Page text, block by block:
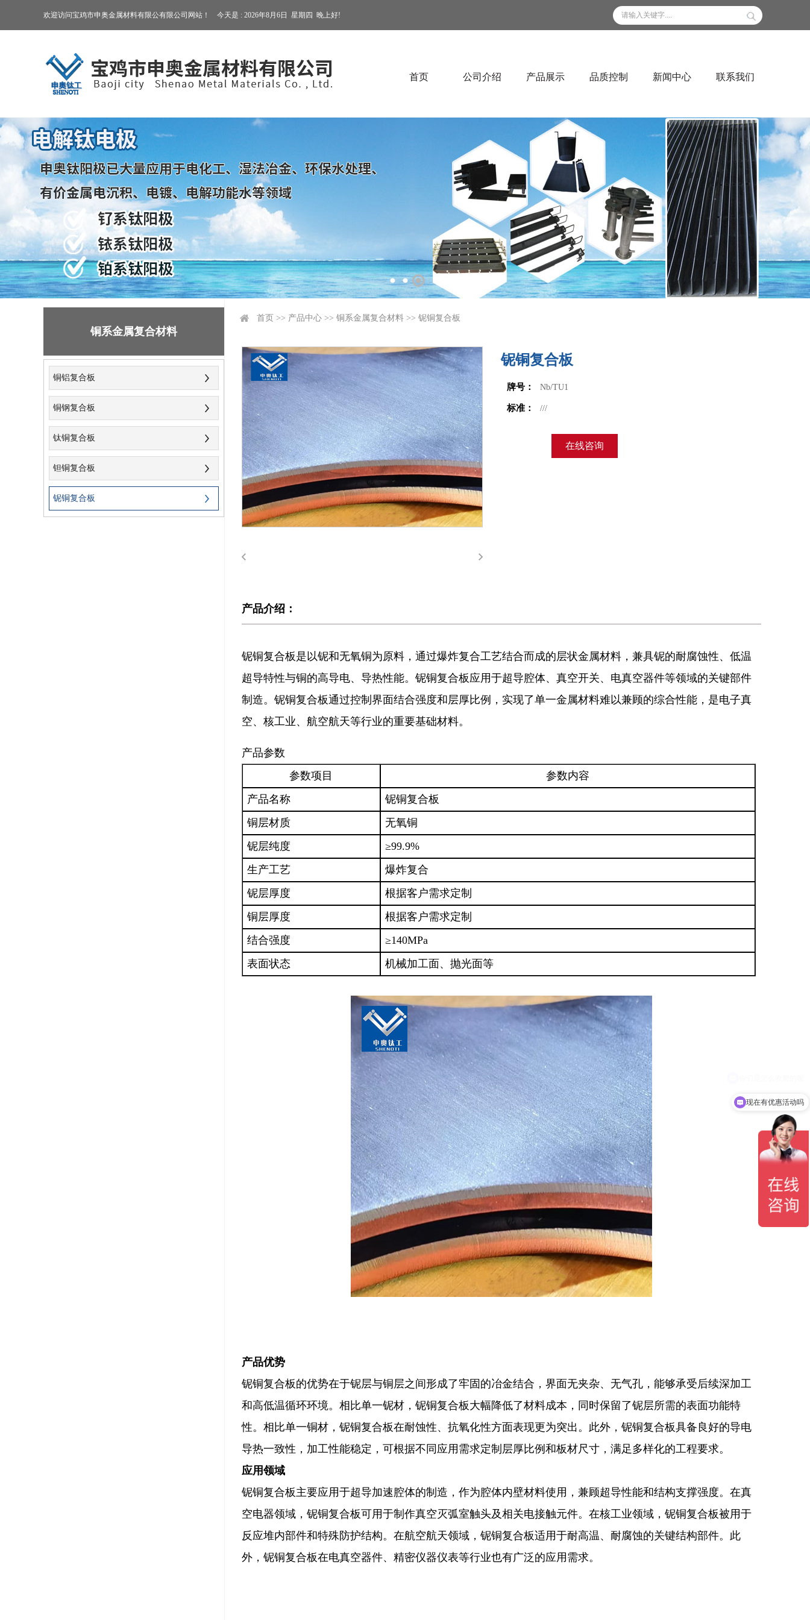
欢迎访问宝鸡市申奥金属材料有限公有限公司网站！ 今天是 : 2026年8月6日 星期四 晚上好!
首页 公司介绍 产品展示 品质控制 新闻中心 联系我们
铜系金属复合材料
铜铝复合板
铜钢复合板
钛铜复合板
钽铜复合板
铌铜复合板
首页 >> 产品中心 >> 铜系金属复合材料 >> 铌铜复合板
铌铜复合板
牌号： Nb/TU1
标准： ///
在线咨询
产品介绍：
铌铜复合板是以铌和无氧铜为原料，通过爆炸复合工艺结合而成的层状金属材料，兼具铌的耐腐蚀性、低温
超导特性与铜的高导电、导热性能。铌铜复合板应用于超导腔体、真空开关、电真空器件等领域的关键部件
制造。铌铜复合板通过控制界面结合强度和层厚比例，实现了单一金属材料难以兼顾的综合性能，是电子真
空、核工业、航空航天等行业的重要基础材料。
产品参数
参数项目
参数内容
产品名称
铌铜复合板
铜层材质
无氧铜
铌层纯度
≥99.9%
生产工艺
爆炸复合
铌层厚度
根据客户需求定制
铜 层厚度
根据客户需求定制
结合强度
≥140MPa
表面状态
机械加工面、抛光面等
产品优势
铌铜复合板的优势在于铌层与铜层之间形成了牢固的冶金结合，界面无夹杂、无气孔，能够承受后续深加工
和高低温循环环境。相比单一铌材，铌铜复合板大幅降低了材料成本，同时保留了铌层所需的表面功能特
性。相比单一铜材，铌铜复合板在耐蚀性、抗氧化性方面表现更为突出。此外，铌铜复合板具备良好的导电
导热一致性，加工性能稳定，可根据不同应用需求定制层厚比例和板材尺寸，满足多样化的工程要求。
应用领域
铌铜复合板主要应用于超导加速腔体的制造，作为腔体内壁材料使用，兼顾超导性能和结构支撑强度。在真
空电器领域，铌铜复合板可用于制作真空灭弧室触头及相关电接触元件。在核工业领域，铌铜复合板被用于
反应堆内部件和特殊防护结构。在航空航天领域，铌铜复合板适用于耐高温、耐腐蚀的关键结构部件。此
外，铌铜复合板在电真空器件、精密仪器仪表等行业也有广泛的应用需求。
现在有优惠活动吗